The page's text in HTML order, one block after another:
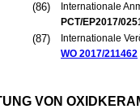
(86)
Internationale
PCT/EP2017/
(87)
Internationale
WO 2017/211462
VON